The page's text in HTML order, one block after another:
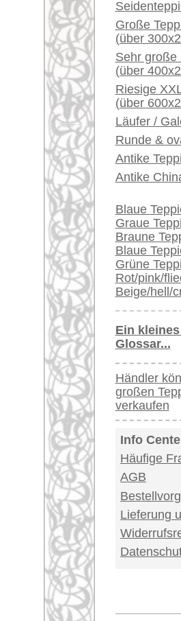
Ein kleines Teppich-
Glossar...
Händler können ihre
großen Teppiche hier
verkaufen
Info Center
Häufige Fragen (FAQ)
AGB
Bestellvorgang
Lieferung und Zahlung
Widerrufsrecht
Datenschutz